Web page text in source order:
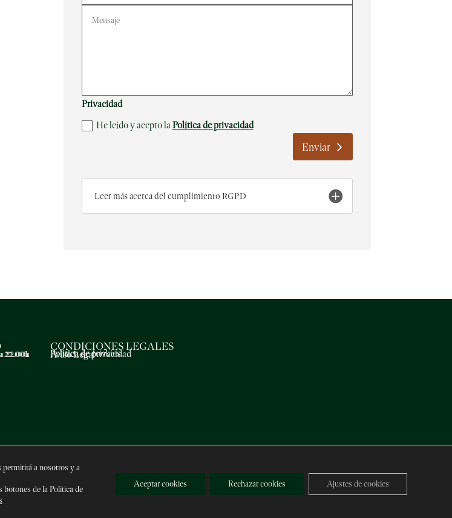
Privacidad
He leído y acepto laPolítica de privacidad
Enviar
Leer más acerca del cumplimiento RGPD
22.00h
22.00h
CONDICIONES LEGALES
Aviso Legal
Política de privacidad
Política de cookies
a nosotros y a
de la Política de
Aceptar cookies Rechazar cookies Ajustes de cookies